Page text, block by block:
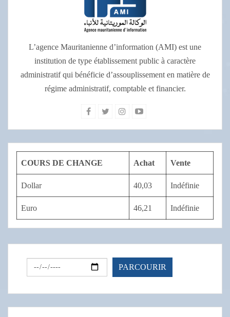
L’agence Mauritanienne d’information (AMI) est une
institution de type établissement public à caractère
administratif qui bénéficie d’assouplissement en matière de
régime administratif, comptable et financier.
COURS DE CHANGE Achat Vente
Dollar 40,03 Indéfinie
Euro 46,21 Indéfinie